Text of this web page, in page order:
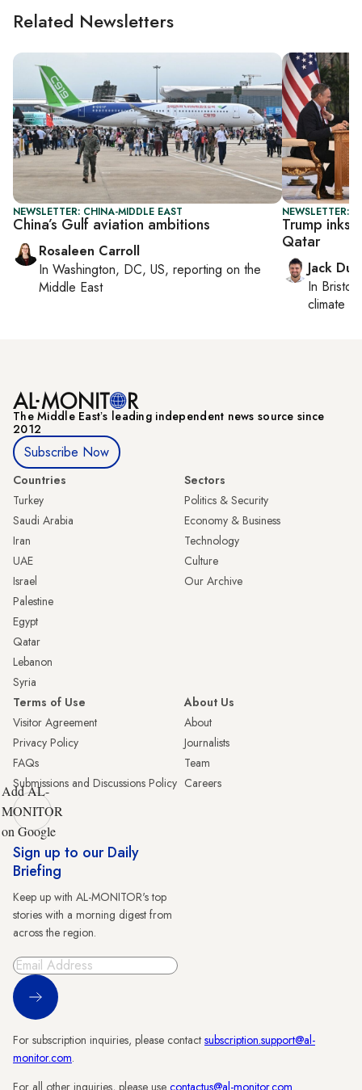
Related Newsletters
NEWSLETTER: CHINA-MIDDLE EAST
China’s Gulf aviation ambitions
Rosaleen Carroll
In Washington, DC, US, reporting on the
Middle East
NEWSLETTER:
Trump inks
Qatar
Jack
In Bristol
climate
The Middle Eastʼs leading independent news source since
2012
Subscribe Now
Countries
Turkey
Saudi Arabia
Iran
UAE
Israel
Palestine
Egypt
Qatar
Lebanon
Syria
Sectors
Politics & Security
Economy & Business
Technology
Culture
Our Archive
Terms of Use
Visitor Agreement
Privacy Policy
FAQs
Submissions and Discussions Policy
About Us
About
Journalists
Team
Careers
Add AL-
MONITOR
on Google
Sign up to our Daily
Briefing
Keep up with AL-MONITOR's top
stories with a morning digest from
across the region.
Sign Up
For subscription inquiries, please contact subscription.support@al-
monitor.com.
For all other inquiries, please use contactus@al-monitor.com